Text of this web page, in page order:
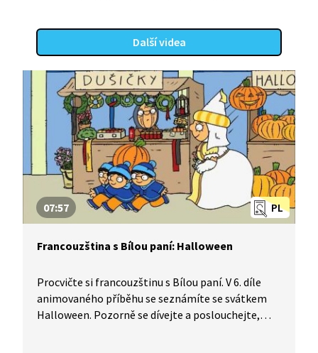
Další videa
PL
07:57
Francouzština s Bílou paní: Halloween
Procvičte si francouzštinu s Bílou paní. V 6. díle
animovaného příběhu se seznámíte se svátkem
Halloween. Pozorně se dívejte a poslouchejte,